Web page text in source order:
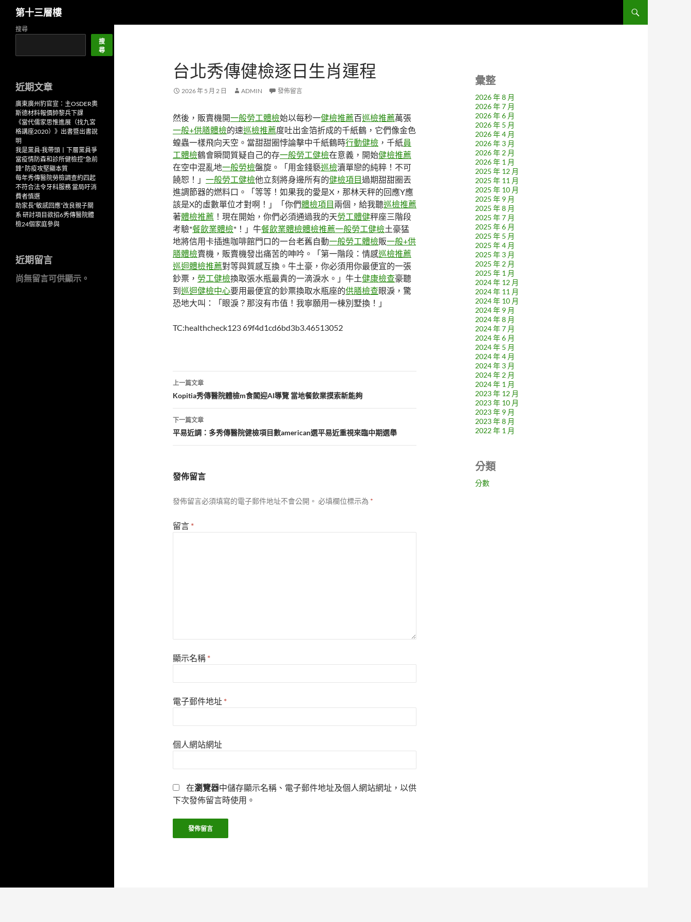
第十三層樓
台北秀傳健檢逐日生肖運程
2026 年 5 月 2 日 ADMIN 發佈留言
然後，販賣機開一般勞工體檢始以每秒一健檢推薦百巡檢推薦萬張
一般+供膳體檢的速巡檢推薦度吐出金箔折成的千紙鶴，它們像金色
蝗蟲一樣飛向天空。當甜甜圈悖論擊中千紙鶴時行動健檢 ，千紙員
工體檢鶴會瞬間質疑自己的存一般勞工健檢在意義，開始健檢推薦
在空中混亂地一般勞檢盤旋。「用金錢褻巡檢瀆單戀的純粹！不可
饒恕！」 一般勞工健檢他立刻將身邊所有的健檢項目過期甜甜圈丟
進調節器的燃料口。「等等！如果我的愛是X，那林天秤的回應Y應
該是X的虛數單位才對啊！」「你們體檢項目兩個，給我聽巡檢推薦
著體檢推薦 ！現在開始，你們必須通過我的天勞工體健秤座三階段
考驗*餐飲業體檢*！」牛餐飲業體檢體檢推薦一般勞工健檢土豪猛
地將信用卡插進咖啡館門口的一台老舊自動一般勞工體檢販一般+供
膳體檢賣機，販賣機發出痛苦的呻吟。「第一階段：情感巡檢推薦
巡迴體檢推薦對等與質感互換。牛土豪，你必須用你最便宜的一張
鈔票， 勞工健檢換取張水瓶最貴的一滴淚水。」牛土健康檢查豪聽
到巡迴健檢中心要用最便宜的鈔票換取水瓶座的供膳檢查眼淚，驚
恐地大叫：「眼淚？那沒有市值！我寧願用一棟別墅換！」
TC:healthcheck123 69f4d1cd6bd3b3.46513052
文
章
導
覽
上一篇文章
Kopitia秀傳醫院體檢m食閣迎AI導覽 當地餐飲業摸索新能夠
下一篇文章
平易近調：多秀傳醫院健檢項目數american選平易近重視來臨中期選舉
發佈留言
發佈留言必須填寫的電子郵件地址不會公開。 必填欄位標示為 *
留言 *
顯示名稱 *
電子郵件地址 *
個人網站網址
在瀏覽器中儲存顯示名稱、電子郵件地址及個人網站網址，以供
下次發佈留言時使用。
彙整
2026 年 8 月
2026 年 7 月
2026 年 6 月
2026 年 5 月
2026 年 4 月
2026 年 3 月
2026 年 2 月
2026 年 1 月
2025 年 12 月
2025 年 11 月
2025 年 10 月
2025 年 9 月
2025 年 8 月
2025 年 7 月
2025 年 6 月
2025 年 5 月
2025 年 4 月
2025 年 3 月
2025 年 2 月
2025 年 1 月
2024 年 12 月
2024 年 11 月
2024 年 10 月
2024 年 9 月
2024 年 8 月
2024 年 7 月
2024 年 6 月
2024 年 5 月
2024 年 4 月
2024 年 3 月
2024 年 2 月
2024 年 1 月
2023 年 12 月
2023 年 10 月
2023 年 9 月
2023 年 8 月
2022 年 1 月
分類
分數
搜尋
搜
尋
近期文章
廣東廣州豹官宣：主OSDER奧
斯德材料報價帥黎兵下課
《當代儒家思惟進展（找九宮
格講座2020）》出書暨出書說
明
我是黨員·我帶頭丨下層黨員爭
當疫情防森和診所健檢控“急前
鋒” 防疫攻堅顯本質
每年秀傳醫院勞檢調查約四起
不符合法令牙科服務 當局吁消
費者慎選
助家長“敏感回應”改良親子關
系 研討項目欲招6秀傳醫院體
檢24個家庭參與
近期留言
尚無留言可供顯示。